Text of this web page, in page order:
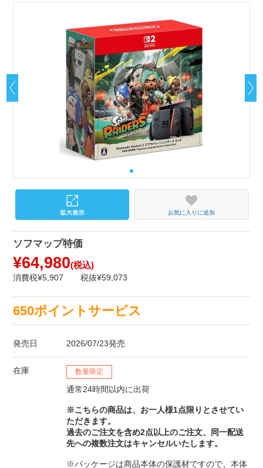
お気に入りに追加
ソフマップ特価
¥64,980(税込)
消費税¥5,907 税抜¥59,073
650ポイントサービス
発売日 2026/07/23発売
在庫 数量限定
通常24時間以内に出荷
※こちらの商品は、お一人様1点限りとさせてい
ただきます。
過去のご注文を含め2点以上のご注文、同一配送
先への複数注文はキャンセルいたします。
※パッケージは商品本体の保護材ですので、本体